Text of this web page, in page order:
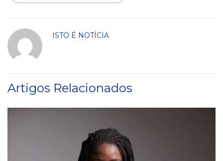
ISTO É NOTÍCIA
Artigos Relacionados